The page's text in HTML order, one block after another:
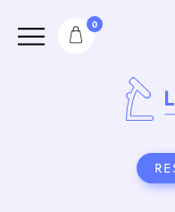
0